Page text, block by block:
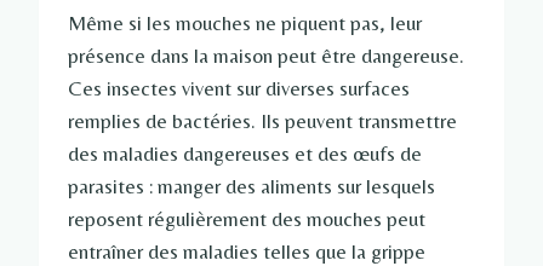
Même si les mouches ne piquent pas, leur
présence dans la maison peut être dangereuse.
Ces insectes vivent sur diverses surfaces
remplies de bactéries. Ils peuvent transmettre
des maladies dangereuses et des œufs de
parasites : manger des aliments sur lesquels
reposent régulièrement des mouches peut
entraîner des maladies telles que la grippe